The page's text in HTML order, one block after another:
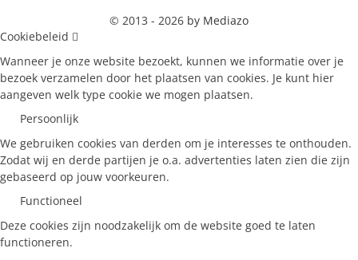
© 2013 - 2026 by Mediazo
Cookiebeleid
Wanneer je onze website bezoekt, kunnen we informatie over je
bezoek verzamelen door het plaatsen van cookies. Je kunt hier
aangeven welk type cookie we mogen plaatsen.
Persoonlijk
We gebruiken cookies van derden om je interesses te onthouden.
Zodat wij en derde partijen je o.a. advertenties laten zien die zijn
gebaseerd op jouw voorkeuren.
Functioneel
Deze cookies zijn noodzakelijk om de website goed te laten
functioneren.